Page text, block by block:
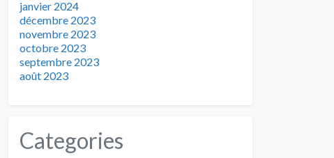
janvier 2024
décembre 2023
novembre 2023
octobre 2023
septembre 2023
août 2023
Categories